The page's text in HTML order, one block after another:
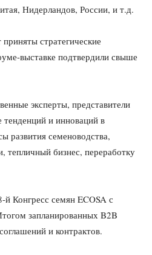
Нидерландов, России, и т.д.
стратегические
выставке подтвердили свыше
эксперты, представители
тенденций и инноваций в
развития семеноводства,
тепличный бизнес, переработку
Конгресс семян ECOSA с
запланированных B2B
и контрактов.